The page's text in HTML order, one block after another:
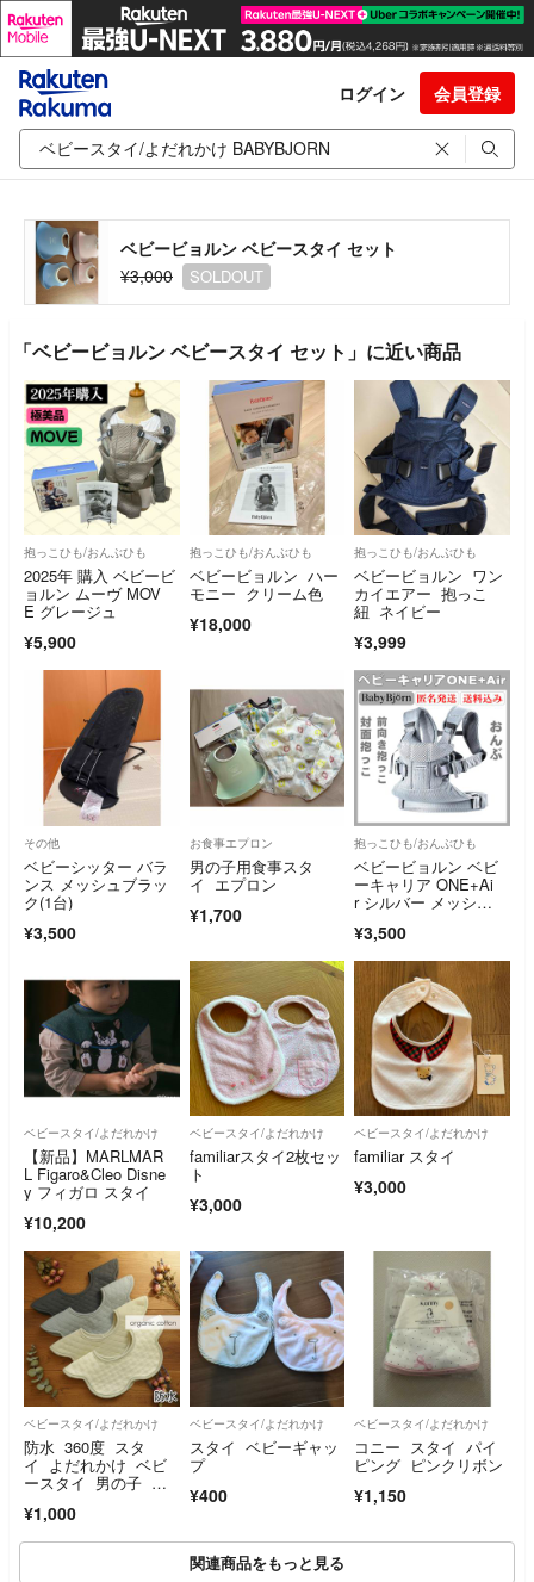
ログイン 会員登録
ベビービョルン ベビースタイ セット
¥3,000
SOLDOUT
「ベビービョルン ベビースタイ セット」に近い商品
抱っこひも/おんぶひも
2025年 購入 ベビービ
ョルン ムーヴ MOV
E グレージュ
¥5,900
抱っこひも/おんぶひも
ベビービョルン ハー
モニー クリーム色
¥18,000
抱っこひも/おんぶひも
ベビービョルン ワン
カイエアー 抱っこ
紐 ネイビー
¥3,999
その他
ベビーシッター バラ
ンス メッシュブラッ
ク(1台)
¥3,500
お食事エプロン
男の子用食事スタ
イ エプロン
¥1,700
抱っこひも/おんぶひも
ベビービョルン ベビ
ーキャリア ONE+Ai
r シルバー メッシ
¥3,500
ベビースタイ/よだれかけ
【新品】MARLMAR
L Figaro&Cleo Disne
y フィガロ スタイ
¥10,200
ベビースタイ/よだれかけ
familiarスタイ2枚セッ
ト
¥3,000
ベビースタイ/よだれかけ
familiar スタイ
¥3,000
ベビースタイ/よだれかけ
防水 360度 スタ
イ よだれかけ ベビ
ースタイ 男の子 女
¥1,000
ベビースタイ/よだれかけ
スタイ ベビーギャッ
プ
¥400
ベビースタイ/よだれかけ
コニー スタイ パイ
ピング ピンクリボン
¥1,150
関連商品をもっと見る